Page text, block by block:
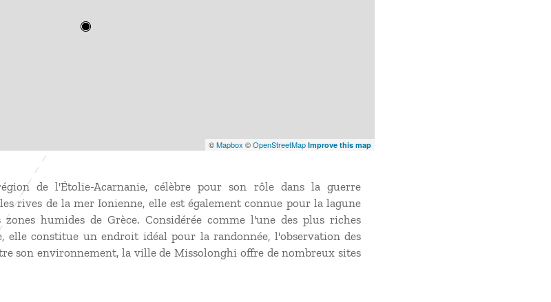
©Mapbox ©OpenStreetMap Improve this map
de l'Étolie-Acarnanie, célèbre pour son rôle dans la guerre
rives de la mer Ionienne, elle est également connue pour la lagune
humides de Grèce. Considérée comme l'une des plus riches
elle constitue un endroit idéal pour la randonnée, l'observation des
son environnement, la ville de Missolonghi offre de nombreux sites